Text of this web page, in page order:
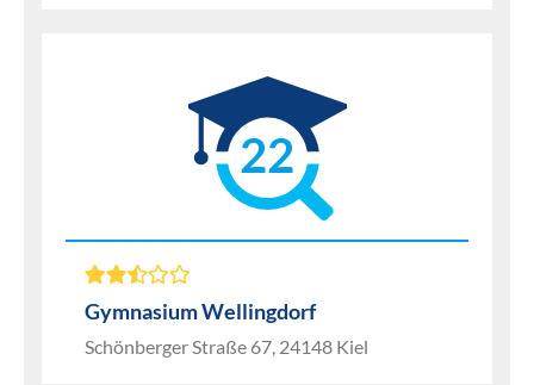
22
Gymnasium Wellingdorf
Schönberger Straße 67, 24148 Kiel